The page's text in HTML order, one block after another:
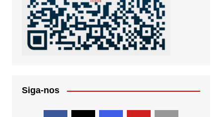
Siga-nos